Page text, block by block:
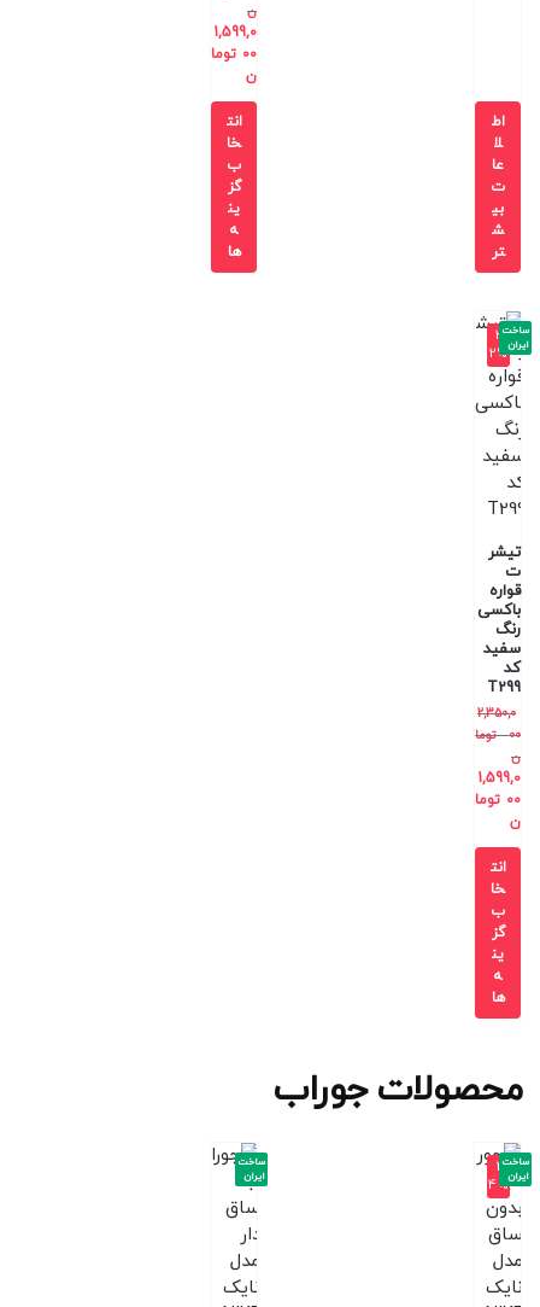
اط
لا
عا
ت
بی
ش
تر
ن
1,599,0
00 توما
ن
انت
خا
ب
گز
ین
ه
ها
-3
2%
تیشر
ت
قواره
باکسی
رنگ
سفید
کد
T299
2,350,0
00
توما
ن
1,599,0
00 توما
ن
ساخت
ایران
انت
خا
ب
گز
ین
ه
ها
محصولات جوراب
-2
4%
ساخت
ایران
ساخت
ایران